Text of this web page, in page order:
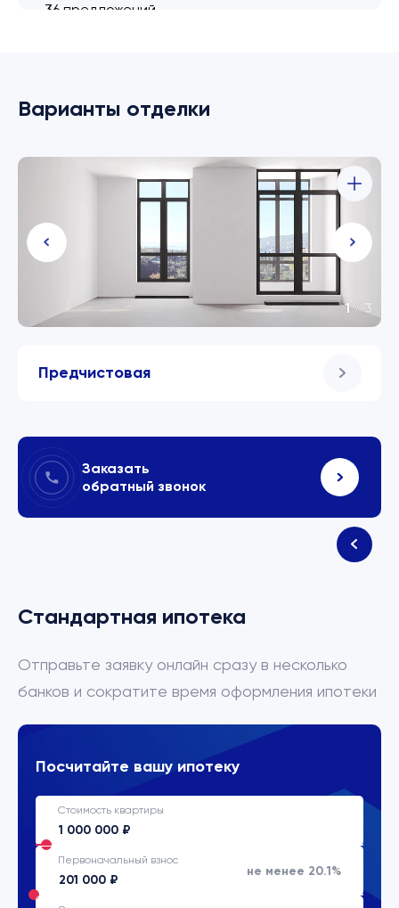
36 предложений
Варианты отделки
Предчистовая
1 /3
Заказать
обратный звонок
Стандартная ипотека
Отправьте заявку онлайн сразу в несколько
банков и сократите время оформления ипотеки
Посчитайте вашу ипотеку
Стоимость квартиры
Первоначальный взнос
не менее 20.1%